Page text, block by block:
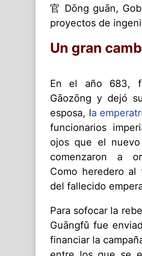
官 Dōng guān,
proyectos de
Un gran
En el año 683,
Gāozōng y dejó
esposa, la
funcionarios
ojos que el
comenzaron a
Como heredero
del fallecido
Para sofocar la
Guāngfǔ fue
financiar la